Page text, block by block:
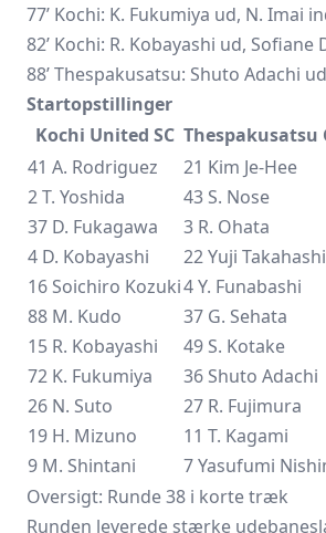
77’ Kochi: K. Fukumiya ud, N. Imai
82’ Kochi: R. Kobayashi ud, Sofiane
88’ Thespakusatsu: Shuto Adachi
Startopstillinger
Kochi United SC Thespakusatsu
41 A. Rodriguez
2 T. Yoshida
37 D. Fukagawa
4 D. Kobayashi
16 Soichiro Kozuki
88 M. Kudo
15 R. Kobayashi
72 K. Fukumiya
26 N. Suto
19 H. Mizuno
9 M. Shintani
21 Kim Je-Hee
43 S. Nose
3 R. Ohata
22Yuji Takahashi
4 Y. Funabashi
37 G. Sehata
49 S. Kotake
36 Shuto Adachi
27 R. Fujimura
11 T. Kagami
7 Yasufumi
Oversigt: Runde 38 i korte træk
Runden leverede stærke